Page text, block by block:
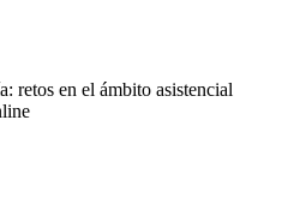
retos en el ámbito asistencial